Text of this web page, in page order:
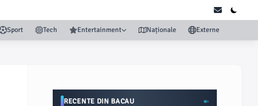
Sport Tech Entertainment Naționale Externe
RECENTE DIN BACAU